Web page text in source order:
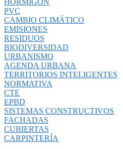
HORMIGÓN
PVC
CAMBIO CLIMÁTICO
EMISIONES
RESIDUOS
BIODIVERSIDAD
URBANISMO
AGENDA URBANA
TERRITORIOS INTELIGENTES
NORMATIVA
CTE
EPBD
SISTEMAS CONSTRUCTIVOS
FACHADAS
CUBIERTAS
CARPINTERÍA